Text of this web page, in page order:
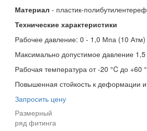
Материал - пластик-
Технические характеристики
Рабочее давление: 0 - 1,0 Мпа (10 Атм)
Максимально допустимое давление
Рабочая температура от -20 °C до +60
Повышенная стойкость к деформации
Запросить цену
Размерный
ряд фитинга